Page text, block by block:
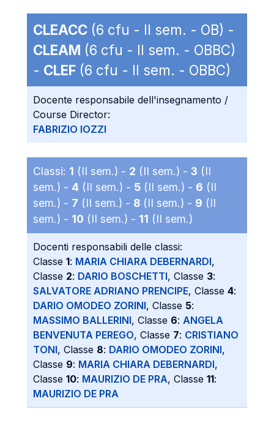
CLEACC (6 cfu - II sem. - OB) -
CLEAM (6 cfu - II sem. - OBBC)
- CLEF (6 cfu - II sem. - OBBC)
Docente responsabile dell'insegnamento /
Course Director:
FABRIZIO IOZZI
Classi: 1 (II sem.) - 2 (II sem.) - 3 (II
sem.) - 4 (II sem.) - 5 (II sem.) - 6 (II
sem.) - 7 (II sem.) - 8 (II sem.) - 9 (II
sem.) - 10 (II sem.) - 11 (II sem.)
Docenti responsabili delle classi:
Classe 1: MARIA CHIARA DEBERNARDI,
Classe 2: DARIO BOSCHETTI, Classe 3:
SALVATORE ADRIANO PRENCIPE, Classe 4:
DARIO OMODEO ZORINI, Classe 5:
MASSIMO BALLERINI, Classe 6: ANGELA
BENVENUTA PEREGO, Classe 7: CRISTIANO
TONI, Classe 8: DARIO OMODEO ZORINI,
Classe 9: MARIA CHIARA DEBERNARDI,
Classe 10: MAURIZIO DE PRA, Classe 11:
MAURIZIO DE PRA